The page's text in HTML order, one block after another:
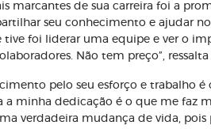
marcantes de sua carreira foi a
seu conhecimento e ajudar no
tive foi liderar uma equipe e ver o
Não tem preço”,
pelo seu esforço e trabalho
a minha dedicação é o que me faz
verdadeira mudança de vida,